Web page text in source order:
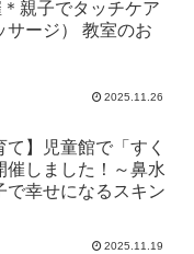
親子でタッチケア
サージ） 教室のお
2025.11.26
て】児童館で「すく
催しました！～鼻水
で幸せになるスキン
2025.11.19